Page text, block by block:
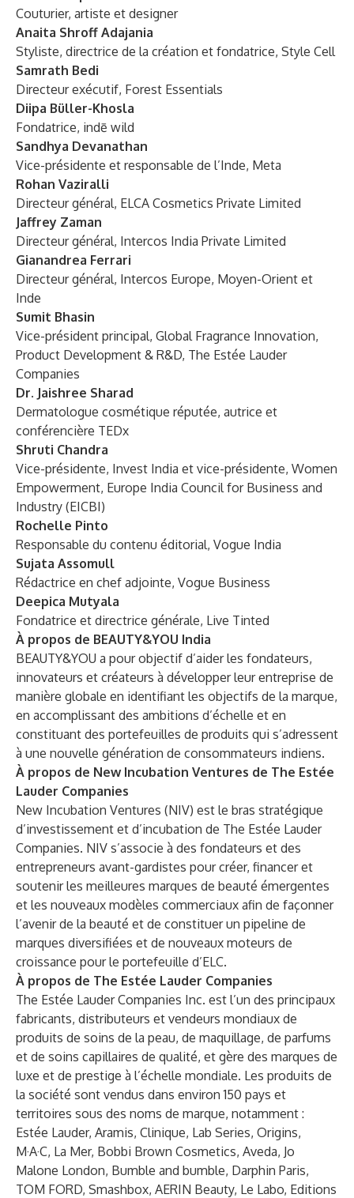
Couturier, artiste et designer
Anaita Shroff Adajania
Styliste, directrice de la création et fondatrice, Style Cell
Samrath Bedi
Directeur exécutif, Forest Essentials
Diipa Büller-Khosla
Fondatrice, indē wild
Sandhya Devanathan
Vice-présidente et responsable de l’Inde, Meta
Rohan Vaziralli
Directeur général, ELCA Cosmetics Private Limited
Jaffrey Zaman
Directeur général, Intercos India Private Limited
Gianandrea Ferrari
Directeur général, Intercos Europe, Moyen-Orient et
Inde
Sumit Bhasin
Vice-président principal, Global Fragrance Innovation,
Product Development & R&D, The Estée Lauder
Companies
Dr. Jaishree Sharad
Dermatologue cosmétique réputée, autrice et
conférencière TEDx
Shruti Chandra
Vice-présidente, Invest India et vice-présidente, Women
Empowerment, Europe India Council for Business and
Industry (EICBI)
Rochelle Pinto
Responsable du contenu éditorial, Vogue India
Sujata Assomull
Rédactrice en chef adjointe, Vogue Business
Deepica Mutyala
Fondatrice et directrice générale, Live Tinted
À propos de BEAUTY&YOU India
BEAUTY&YOU a pour objectif d’aider les fondateurs,
innovateurs et créateurs à développer leur entreprise de
manière globale en identifiant les objectifs de la marque,
en accomplissant des ambitions d’échelle et en
constituant des portefeuilles de produits qui s’adressent
à une nouvelle génération de consommateurs indiens.
À propos de New Incubation Ventures de The Estée
Lauder Companies
New Incubation Ventures (NIV) est le bras stratégique
d’investissement et d’incubation de The Estée Lauder
Companies. NIV s’associe à des fondateurs et des
entrepreneurs avant-gardistes pour créer, financer et
soutenir les meilleures marques de beauté émergentes
et les nouveaux modèles commerciaux afin de façonner
l’avenir de la beauté et de constituer un pipeline de
marques diversifiées et de nouveaux moteurs de
croissance pour le portefeuille d’ELC.
À propos de The Estée Lauder Companies
The Estée Lauder Companies Inc. est l’un des principaux
fabricants, distributeurs et vendeurs mondiaux de
produits de soins de la peau, de maquillage, de parfums
et de soins capillaires de qualité, et gère des marques de
luxe et de prestige à l’échelle mondiale. Les produits de
la société sont vendus dans environ 150 pays et
territoires sous des noms de marque, notamment :
Estée Lauder, Aramis, Clinique, Lab Series, Origins,
M·A·C, La Mer, Bobbi Brown Cosmetics, Aveda, Jo
Malone London, Bumble and bumble, Darphin Paris,
TOM FORD, Smashbox, AERIN Beauty, Le Labo, Editions